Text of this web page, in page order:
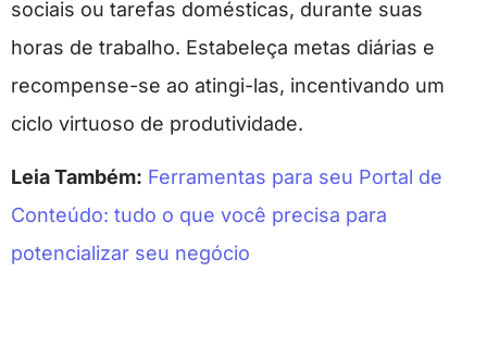
sociais ou tarefas domésticas, durante suas
horas de trabalho. Estabeleça metas diárias e
recompense-se ao atingi-las, incentivando um
ciclo virtuoso de produtividade.
Leia Também: Ferramentas para seu Portal de
Conteúdo: tudo o que você precisa para
potencializar seu negócio